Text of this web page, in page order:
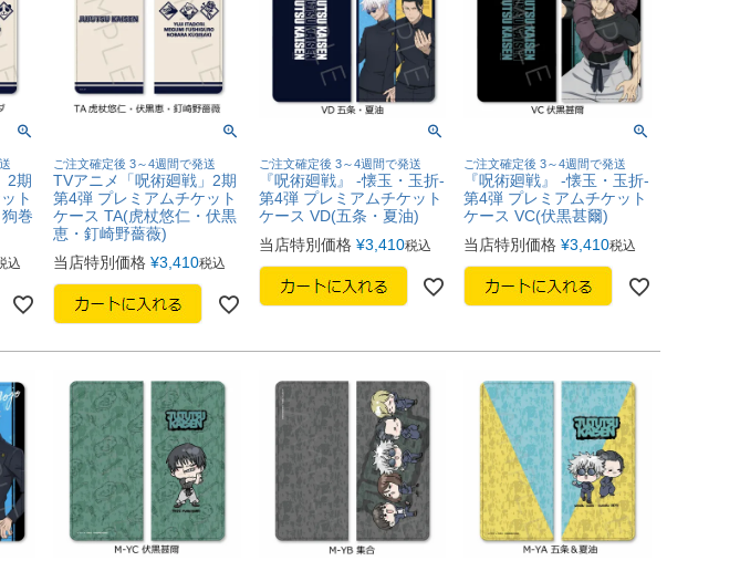
2期
ト
巻
込
ご注文確定後 3～4週間で発送
TVアニメ「呪術廻戦」2期
第4弾 プレミアムチケット
ケース TA(虎杖悠仁・伏黒
恵・釘崎野薔薇)
当店特別価格 ¥3,410税込
ご注文確定後 3～4週間で発送
『呪術廻戦』 -懐玉・玉折-
第4弾 プレミアムチケット
ケース VD(五条・夏油)
当店特別価格 ¥3,410税込
ご注文確定後 3～4週間で発送
『呪術廻戦』 -懐玉・玉折-
第4弾 プレミアムチケット
ケース VC(伏黒甚爾)
当店特別価格 ¥3,410税込